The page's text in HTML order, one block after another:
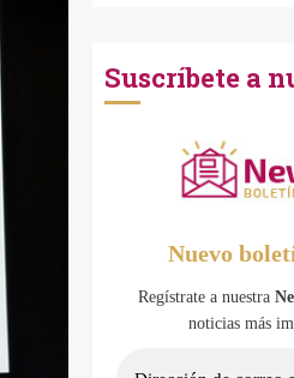
Suscríbete a
Nuevo
Regístrate a nuestra
noticias más